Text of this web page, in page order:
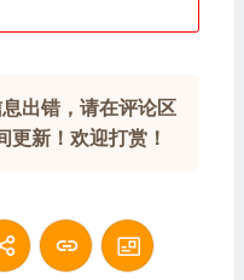
出错，请在评论区
更新！欢迎打赏！